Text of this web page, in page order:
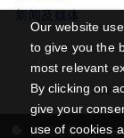
Our website
to give you the
most relevant
By clicking on
give your
use of cookies
新闻及媒体
© 2026
此网站采用了